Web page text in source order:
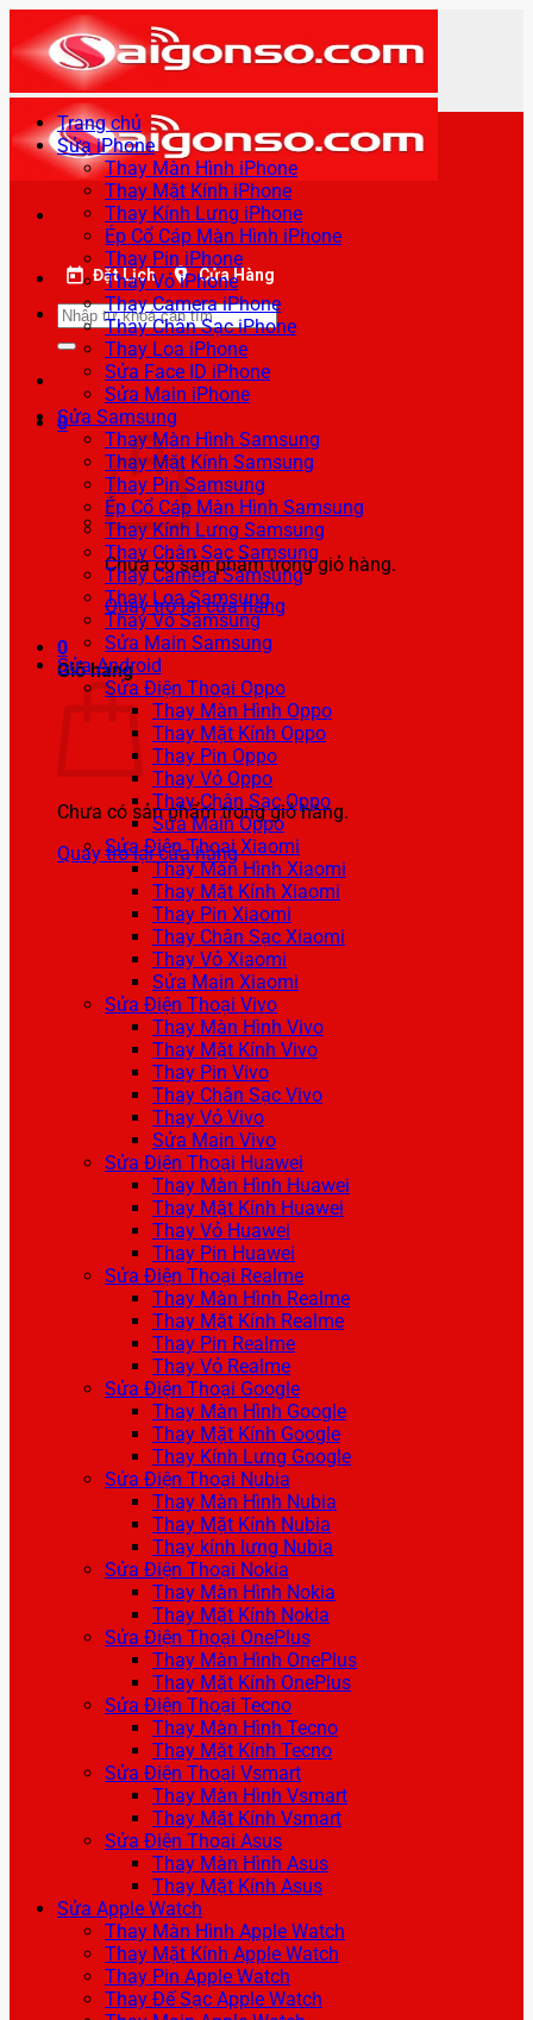
qua
nội
dung
Đặt Lịch Cửa Hàng
Tìm
kiếm:
0
Chưa có sản phẩm trong giỏ hàng.
Quay trở lại cửa hàng
0
Giỏ hàng
Chưa có sản phẩm trong giỏ hàng.
Quay trở lại cửa hàng
Trang chủ
Sửa iPhone
Thay Màn Hình iPhone
Thay Mặt Kính iPhone
Thay Kính Lưng iPhone
Ép Cổ Cáp Màn Hình iPhone
Thay Pin iPhone
Thay Vỏ iPhone
Thay Camera iPhone
Thay Chân Sạc iPhone
Thay Loa iPhone
Sửa Face ID iPhone
Sửa Main iPhone
Sửa Samsung
Thay Màn Hình Samsung
Thay Mặt Kính Samsung
Thay Pin Samsung
Ép Cổ Cáp Màn Hình Samsung
Thay Kính Lưng Samsung
Thay Chân Sạc Samsung
Thay Camera Samsung
Thay Loa Samsung
Thay Vỏ Samsung
Sửa Main Samsung
Sửa Android
Sửa Điện Thoại Oppo
Thay Màn Hình Oppo
Thay Mặt Kính Oppo
Thay Pin Oppo
Thay Vỏ Oppo
Thay Chân Sạc Oppo
Sửa Main Oppo
Sửa Điện Thoại Xiaomi
Thay Màn Hình Xiaomi
Thay Mặt Kính Xiaomi
Thay Pin Xiaomi
Thay Chân Sạc Xiaomi
Thay Vỏ Xiaomi
Sửa Main Xiaomi
Sửa Điện Thoại Vivo
Thay Màn Hình Vivo
Thay Mặt Kính Vivo
Thay Pin Vivo
Thay Chân Sạc Vivo
Thay Vỏ Vivo
Sửa Main Vivo
Sửa Điện Thoại Huawei
Thay Màn Hình Huawei
Thay Mặt Kính Huawei
Thay Vỏ Huawei
Thay Pin Huawei
Sửa Điện Thoại Realme
Thay Màn Hình Realme
Thay Mặt Kính Realme
Thay Pin Realme
Thay Vỏ Realme
Sửa Điện Thoại Google
Thay Màn Hình Google
Thay Mặt Kính Google
Thay Kính Lưng Google
Sửa Điện Thoại Nubia
Thay Màn Hình Nubia
Thay Mặt Kính Nubia
Thay kính lưng Nubia
Sửa Điện Thoại Nokia
Thay Màn Hình Nokia
Thay Mặt Kính Nokia
Sửa Điện Thoại OnePlus
Thay Màn Hình OnePlus
Thay Mặt Kính OnePlus
Sửa Điện Thoại Tecno
Thay Màn Hình Tecno
Thay Mặt Kính Tecno
Sửa Điện Thoại Vsmart
Thay Màn Hình Vsmart
Thay Mặt Kính Vsmart
Sửa Điện Thoại Asus
Thay Màn Hình Asus
Thay Mặt Kính Asus
Sửa Apple Watch
Thay Màn Hình Apple Watch
Thay Mặt Kính Apple Watch
Thay Pin Apple Watch
Thay Đế Sạc Apple Watch